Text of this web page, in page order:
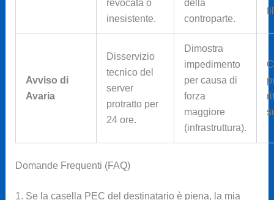
revocata o
inesistente.
della
controparte.
Avviso di
Avaria
Disservizio
tecnico del
server
protratto per
24 ore.
Dimostra
impedimento
per causa di
forza
maggiore
(infrastruttura).
Domande Frequenti (FAQ)
1. Se la casella PEC del destinatario è piena, la mia